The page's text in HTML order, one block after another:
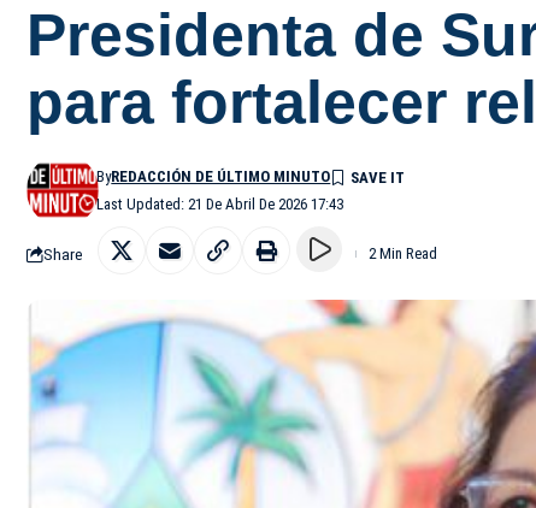
Presidenta de
para fortalecer
Last Updated: 21 De Abril De 2026 17:43
ByREDACCIÓN DE ÚLTIMO MINUTO
Share 2 Min Read